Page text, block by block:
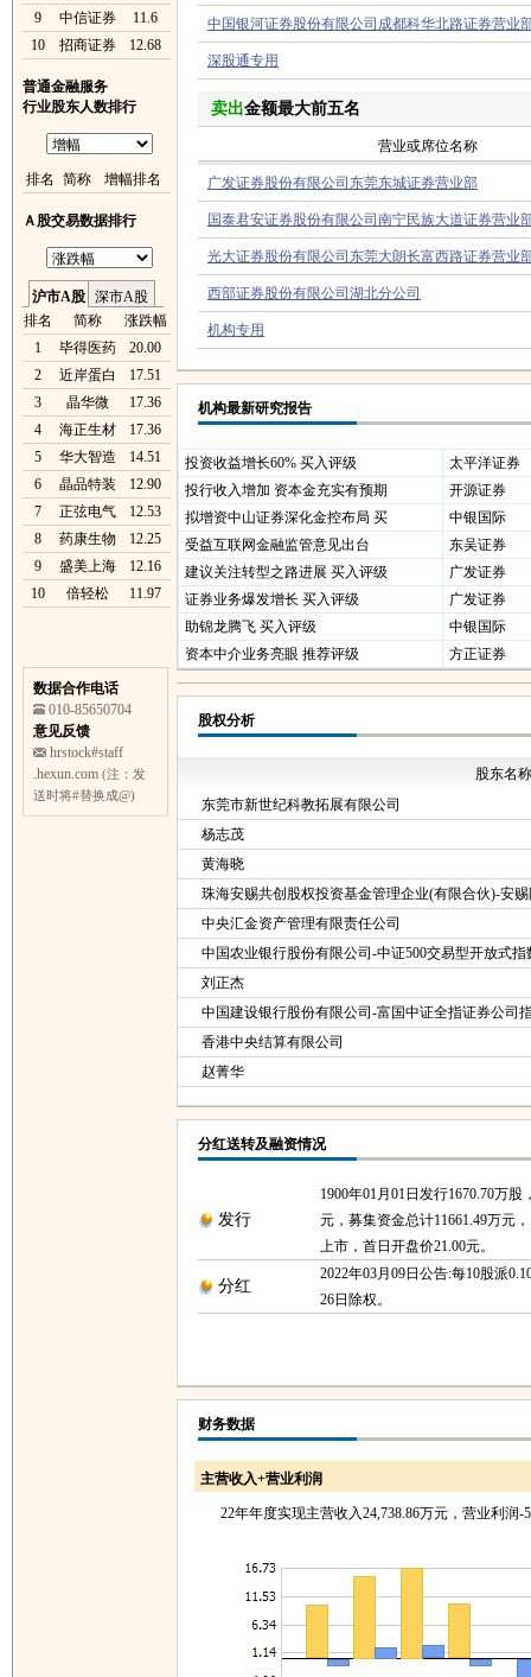
9
中信证券
11.6
10
招商证券 12.68
普通金融服务
行业股东人数排行
排名 简称 增幅排名
Ａ股交易数据排行
沪市A股 深市A股
排名
简称
涨跌幅
1
毕得医药
20.00
2
近岸蛋白
17.51
3
晶华微
17.36
4
海正生材
17.36
5
华大智造
14.51
6
晶品特装
12.90
7
正弦电气
12.53
8
药康生物
12.25
9
盛美上海
12.16
10
倍轻松 11.97
数据合作电话
010-85650704
意见反馈
hrstock#staff
.hexun.com (注：发
送时将#替换成@)
中国银河证券股份有限公司成都科华北路证券营业
深股通专用
卖出金额最大前五名
营业或席位名称
广发证券股份有限公司东莞东城证券营业部
国泰君安证券股份有限公司南宁民族大道证券营业
光大证券股份有限公司东莞大朗长富西路证券营业
西部证券股份有限公司湖北分公司
机构专用
机构最新研究报告
投资收益增长60% 买入评级
太平洋证券
投行收入增加 资本金充实有预期
开源证券
拟增资中山证券深化金控布局 买
中银国际
受益互联网金融监管意见出台
东吴证券
建议关注转型之路进展 买入评级
广发证券
证券业务爆发增长 买入评级
广发证券
助锦龙腾飞 买入评级
中银国际
资本中介业务亮眼 推荐评级
方正证券
股权分析
股东名
东莞市新世纪科教拓展有限公司
杨志茂
黄海晓
珠海安赐共创股权投资基金管理企业(有限合伙)-安
中央汇金资产管理有限责任公司
中国农业银行股份有限公司-中证500交易型开放式
刘正杰
中国建设银行股份有限公司-富国中证全指证券公司
香港中央结算有限公司
赵菁华
分红送转及融资情况
发行
1900年01月01日发行1670.70万股
元，募集资金总计11661.49万元
上市，首日开盘价21.00元。
分红
2022年03月09日公告:每10股派
26日除权。
财务数据
主营收入+营业利润
22年年度实现主营收入24,738.86万元，营业利润-